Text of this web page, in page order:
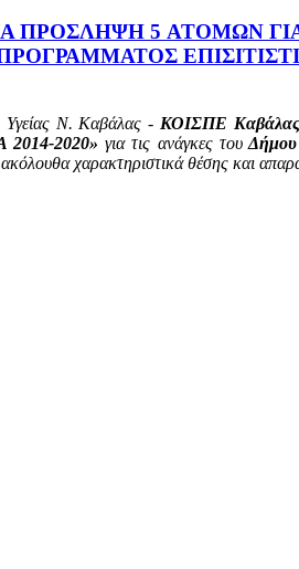
ΠΡΟΣΛΗΨΗ 5 ATOΜΩΝ
Υγείας Ν. Καβάλας - ΚΟΙΣΠΕ Καβάλας
2014-2020» για τις ανάγκες τουΔήμου
ακόλουθα χαρακτηριστικά θέσης και